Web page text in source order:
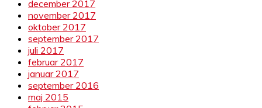
december 2017
november 2017
oktober 2017
september 2017
juli 2017
februar 2017
januar 2017
september 2016
maj 2015